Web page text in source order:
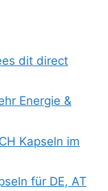
dit direct
Energie &
Kapseln im
für DE, AT